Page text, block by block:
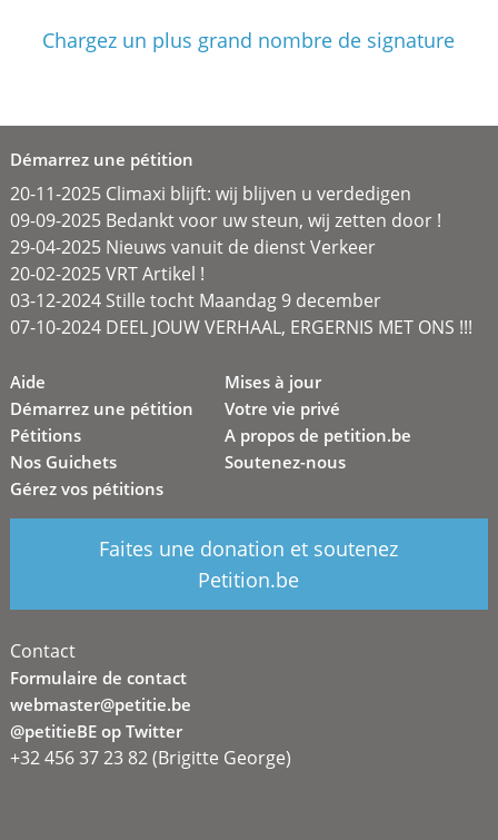
Chargez un plus grand nombre de signature
Démarrez une pétition
20-11-2025 Climaxi blijft: wij blijven u verdedigen
09-09-2025 Bedankt voor uw steun, wij zetten door !
29-04-2025 Nieuws vanuit de dienst Verkeer
20-02-2025 VRT Artikel !
03-12-2024 Stille tocht Maandag 9 december
07-10-2024 DEEL JOUW VERHAAL, ERGERNIS MET ONS !!!
Aide
Démarrez une pétition
Pétitions
Nos Guichets
Gérez vos pétitions
Mises à jour
Votre vie privé
A propos de petition.be
Soutenez-nous
Faites une donation et soutenez
Petition.be
Contact
Formulaire de contact
webmaster@petitie.be
@petitieBE op Twitter
+32 456 37 23 82 (Brigitte George)